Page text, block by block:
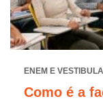
ENEM E
Como é a